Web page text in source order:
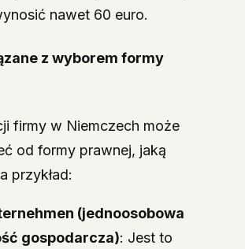
nawet 60 euro.
z wyborem formy
firmy w Niemczech może
od formy prawnej, jaką
przykład:
(jednoosobowa
gospodarcza): Jest to